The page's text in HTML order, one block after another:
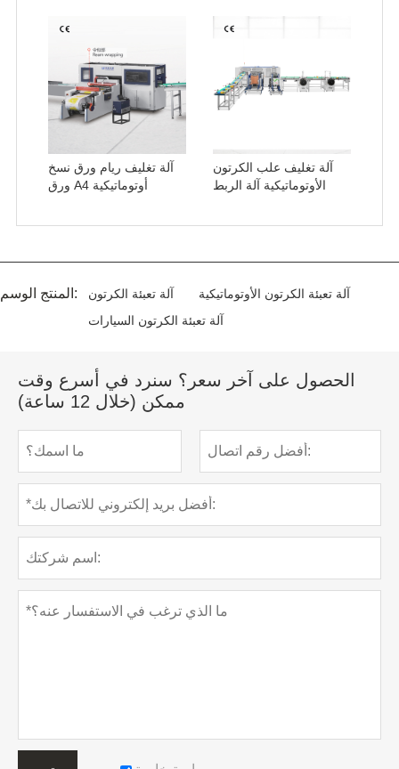
آلة تغليف ريام ورق نسخ
ورق A4 أوتوماتيكية
آلة تغليف علب الكرتون
الأوتوماتيكية آلة الربط
المنتج الوسم: آلة تعبئة الكرتون
آلة تعبئة الكرتون الأوتوماتيكية
آلة تعبئة الكرتون السيارات
الحصول على آخر سعر؟ سنرد في أسرع وقت
ممكن (خلال 12 ساعة)